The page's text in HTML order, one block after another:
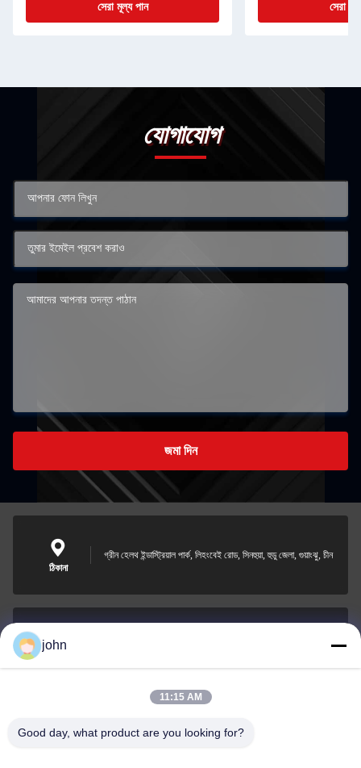
সেরা মূল্য পান সেরা
যোগাযোগ
জমা দিন
ঠিকানা
গ্রীন হেলথ ইন্ডাস্ট্রিয়াল পার্ক, লিহংবেই রোড, সিনহুয়া, হুডু জেলা, গুয়াংঝু, চীন
0086-153-7406-6785
john
11:15 AM
Good day, what product are you looking for?